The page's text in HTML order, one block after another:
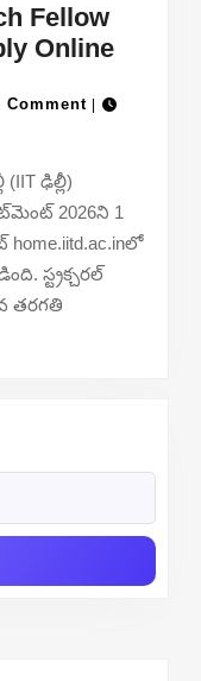
Fellow
OnlineIIT
Junior
2026
Comment |
ఢిల్లీ)
2026ని 1
స్ట్రక్చరల్
తరగతి